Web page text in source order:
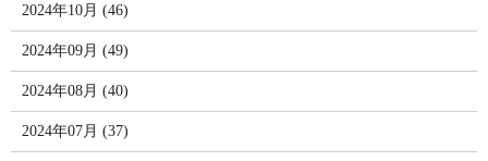
2024年10月 (46)
2024年09月 (49)
2024年08月 (40)
2024年07月 (37)